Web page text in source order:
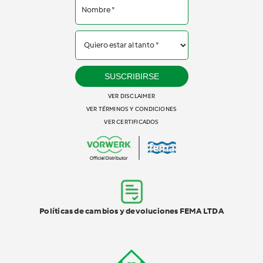
SUSCRIBIRSE
VER DISCLAIMER
VER TÉRMINOS Y CONDICIONES
VER CERTIFICADOS
Políticas de cambios y devoluciones FEMA LTDA